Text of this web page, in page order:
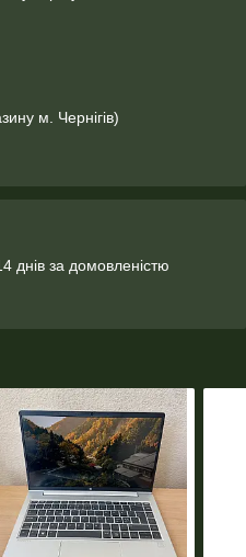
м. Чернігів)
днів за домовленістю